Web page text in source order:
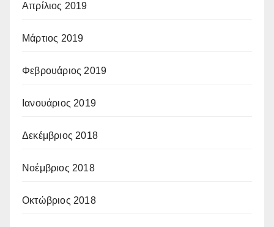
Απρίλιος 2019
Μάρτιος 2019
Φεβρουάριος 2019
Ιανουάριος 2019
Δεκέμβριος 2018
Νοέμβριος 2018
Οκτώβριος 2018